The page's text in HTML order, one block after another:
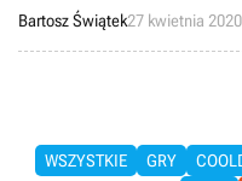
2077 znajdziemy prawdziwe
dedykowanych wyłącznie
Bartosz Świątek27 kwietnia
WSZYSTKIE GRY